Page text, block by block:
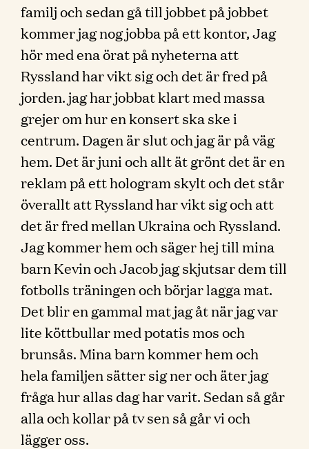
familj och sedan gå till jobbet på jobbet
kommer jag nog jobba på ett kontor, Jag
hör med ena örat på nyheterna att
Ryssland har vikt sig och det är fred på
jorden. jag har jobbat klart med massa
grejer om hur en konsert ska ske i
centrum. Dagen är slut och jag är på väg
hem. Det är juni och allt ät grönt det är en
reklam på ett hologram skylt och det står
överallt att Ryssland har vikt sig och att
det är fred mellan Ukraina och Ryssland.
Jag kommer hem och säger hej till mina
barn Kevin och Jacob jag skjutsar dem till
fotbolls träningen och börjar lagga mat.
Det blir en gammal mat jag åt när jag var
lite köttbullar med potatis mos och
brunsås. Mina barn kommer hem och
hela familjen sätter sig ner och äter jag
fråga hur allas dag har varit. Sedan så går
alla och kollar på tv sen så går vi och
lägger oss.